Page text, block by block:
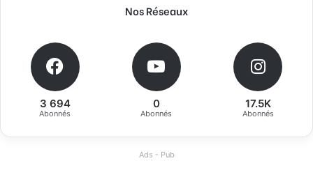
Nos Réseaux
3 694
Abonnés
0
Abonnés
17.5K
Abonnés
Ads - Pub